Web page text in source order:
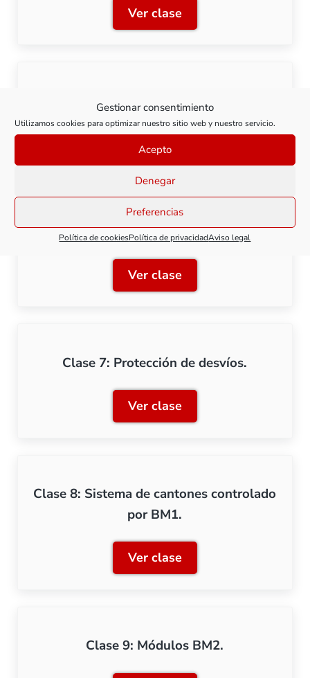
Gestionar consentimiento
Utilizamos cookies para optimizar nuestro sitio web y nuestro servicio.
Acepto
Denegar
Preferencias
Política de cookiesPolítica de privacidadAviso legal
Ver claseClase 4: Parada
Clase 5: Trenes lanzadera
Ver claseClase 5: Trenes lanzadera
Clase 6: Control digital del sistema ABC.
Ver claseClase 6: Control digital
Clase 7: Protección de desvíos.
Ver claseClase 7: Protección de
Clase 8: Sistema de cantones controlado
por BM1.
Ver claseClase 8: Sistema de
Clase 9: Módulos BM2.